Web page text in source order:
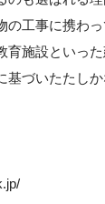
の工事に携わ
育施設といっ
基づいたたし